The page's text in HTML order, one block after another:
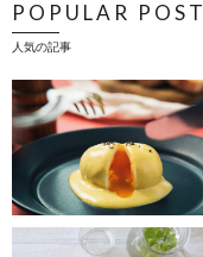
POPULAR POST
人気の記事